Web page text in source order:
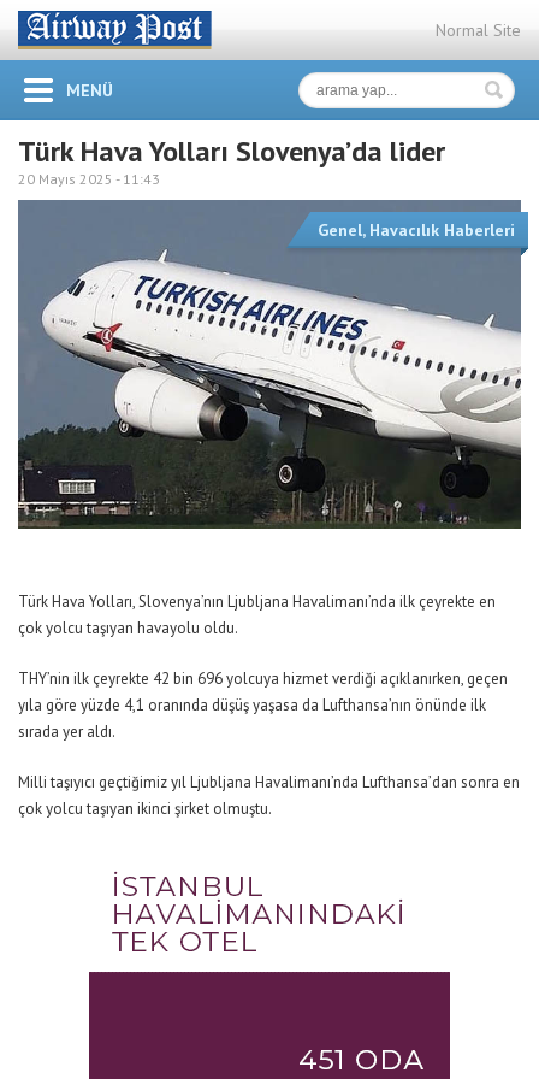
Normal Site
MENÜ
Türk Hava Yolları Slovenya’da lider
20 Mayıs 2025 - 11:43
Genel, Havacılık Haberleri
Türk Hava Yolları, Slovenya’nın Ljubljana Havalimanı’nda ilk çeyrekte en
çok yolcu taşıyan havayolu oldu.
THY’nin ilk çeyrekte 42 bin 696 yolcuya hizmet verdiği açıklanırken, geçen
yıla göre yüzde 4,1 oranında düşüş yaşasa da Lufthansa’nın önünde ilk
sırada yer aldı.
Milli taşıyıcı geçtiğimiz yıl Ljubljana Havalimanı’nda Lufthansa’dan sonra en
çok yolcu taşıyan ikinci şirket olmuştu.